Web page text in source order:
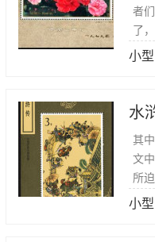
者
了
小
水
其
文
所
小